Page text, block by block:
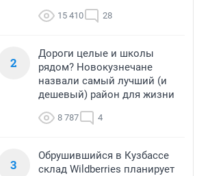
15 410 28
2
Дороги целые и школы
рядом? Новокузнечане
назвали самый лучший (и
дешевый) район для жизни
8 787 4
3
Обрушившийся в Кузбассе
склад Wildberries планирует